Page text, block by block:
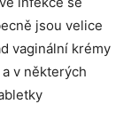
jsou velice
vaginální krémy
v některých